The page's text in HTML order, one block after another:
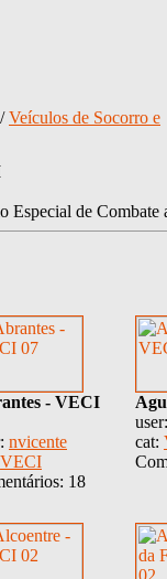
/Veículos de Socorro e
Especial de
- VECI
nvicente
VECI
18
cat: